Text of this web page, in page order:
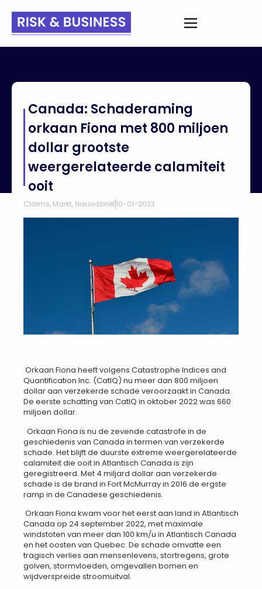
800 miljoen dollar grootste weergerelateerde calamiteit ooit
Canada: Schaderaming
orkaan Fiona met 800 miljoen
dollar grootste
weergerelateerde calamiteit
ooit
Claims, Markt, Nieuwsbrief10-01-2023
Orkaan Fiona heeft volgens Catastrophe Indices and
Quantification Inc. (CatIQ) nu meer dan 800 miljoen
dollar aan verzekerde schade veroorzaakt in Canada.
De eerste schatting van CatIQ in oktober 2022 was 660
miljoen dollar.
Orkaan Fiona is nu de zevende catastrofe in de
geschiedenis van Canada in termen van verzekerde
schade. Het blijft de duurste extreme weergerelateerde
calamiteit die ooit in Atlantisch Canada is zijn
geregistreerd. Met 4 miljard dollar aan verzekerde
schade is de brand in Fort McMurray in 2016 de ergste
ramp in de Canadese geschiedenis.
Orkaan Fiona kwam voor het eerst aan land in Atlantisch
Canada op 24 september 2022, met maximale
windstoten van meer dan 100 km/u in Atlantisch Canada
en het oosten van Quebec. De schade omvatte een
tragisch verlies aan mensenlevens, stortregens, grote
golven, stormvloeden, omgevallen bomen en
wijdverspreide stroomuitval.